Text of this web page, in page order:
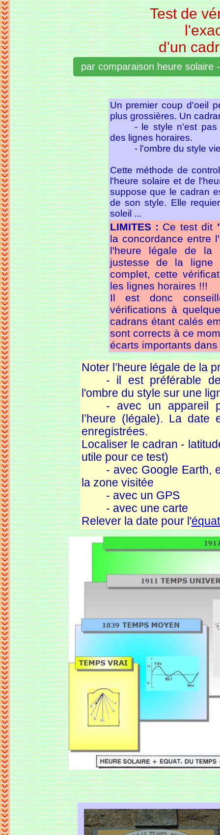
Test de
d'un
par comparaison heure solaire
Un premier coup d'oeil
plus grossières. Un
- le style n'est pas
des lignes horaires.
- l'ombre du style
Cette méthode de
l'heure solaire et de
suppose que le cadran
de son style. Elle
soleil ...
LIMITES : Ce test dit
la concordance entre
l'heure légale de
justesse de la ligne
complet, cette
les lignes horaires !!!
Il est donc
vérifications à
cadrans étant calés
sont corrects à ce
écarts importants
Noter l’heure légale de la
- il est préférable
l'ombre du style sur une
- avec un appareil
l’heure (légale). La
enregistrées.
Localiser le cadran -
utile pour ce test)
- avec Google Earth,
la zone visitée
- avec un GPS
- avec une carte
Relever la date pour l'